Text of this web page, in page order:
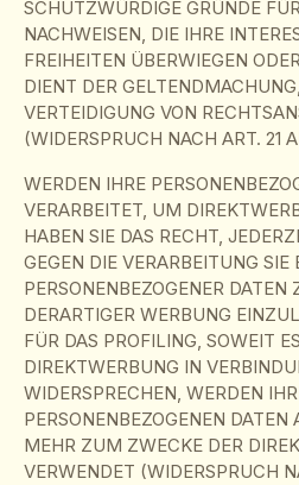
SCHUTZWÜRDIGE GRÜNDE
NACHWEISEN, DIE IHRE
FREIHEITEN ÜBERWIEGEN
DIENT DER
VERTEIDIGUNG VON
(WIDERSPRUCH NACH ART. 21
WERDEN IHRE
VERARBEITET, UM
HABEN SIE DAS RECHT,
GEGEN DIE VERARBEITUNG SIE
PERSONENBEZOGENER
DERARTIGER WERBUNG
FÜR DAS PROFILING, SOWEIT
DIREKTWERBUNG IN
WIDERSPRECHEN, WERDEN
PERSONENBEZOGENEN
MEHR ZUM ZWECKE DER
VERWENDET (WIDERSPRUCH